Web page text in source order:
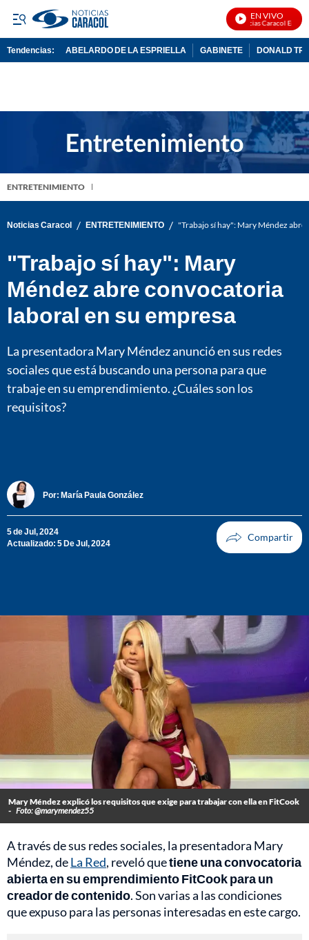
EN VIVO
Noticias Caracol En Vivo
Tendencias: ABELARDO DE LA ESPRIELLA GABINETE DONALD
ENTRETENIMIENTO
Noticias Caracol / ENTRETENIMIENTO / "Trabajo sí hay": Mary Méndez
"Trabajo sí hay": Mary
Méndez abre convocatoria
laboral en su empresa
La presentadora Mary Méndez anunció en sus redes
sociales que está buscando una persona para que
trabaje en su emprendimiento. ¿Cuáles son los
requisitos?
Por: María Paula González
5 de Jul, 2024
Actualizado: 5 De Jul, 2024
Mary Méndez explicó los requisitos que exige para trabajar con ella en FitCook
- Foto: @marymendez55
A través de sus redes sociales, la presentadora Mary
Méndez, deLa Red, reveló quetiene una convocatoria
abierta en su emprendimiento FitCook para un
creador de contenido. Son varias a las condiciones
que expuso para las personas interesadas en este cargo.